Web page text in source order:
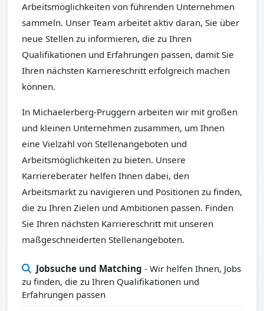
Arbeitsmöglichkeiten von führenden Unternehmen
sammeln. Unser Team arbeitet aktiv daran, Sie über
neue Stellen zu informieren, die zu Ihren
Qualifikationen und Erfahrungen passen, damit Sie
Ihren nächsten Karriereschritt erfolgreich machen
können.
In Michaelerberg-Pruggern arbeiten wir mit großen
und kleinen Unternehmen zusammen, um Ihnen
eine Vielzahl von Stellenangeboten und
Arbeitsmöglichkeiten zu bieten. Unsere
Karriereberater helfen Ihnen dabei, den
Arbeitsmarkt zu navigieren und Positionen zu finden,
die zu Ihren Zielen und Ambitionen passen. Finden
Sie Ihren nächsten Karriereschritt mit unseren
maßgeschneiderten Stellenangeboten.
Jobsuche und Matching - Wir helfen Ihnen, Jobs
zu finden, die zu Ihren Qualifikationen und
Erfahrungen passen